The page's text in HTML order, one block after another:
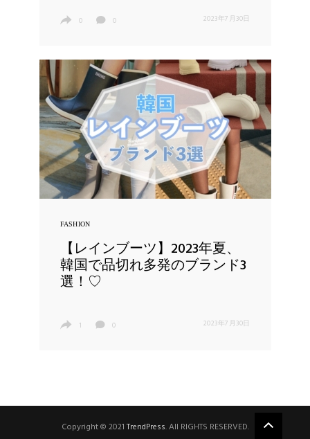
0 0 2023年7月30日
FASHION
【レインブーツ】2023年夏、
韓国で品切れ多発のブランド3
選！♡
1 0 2023年7月30日
Copyright © 2021TrendPress. All RIGHTS RESERVED.